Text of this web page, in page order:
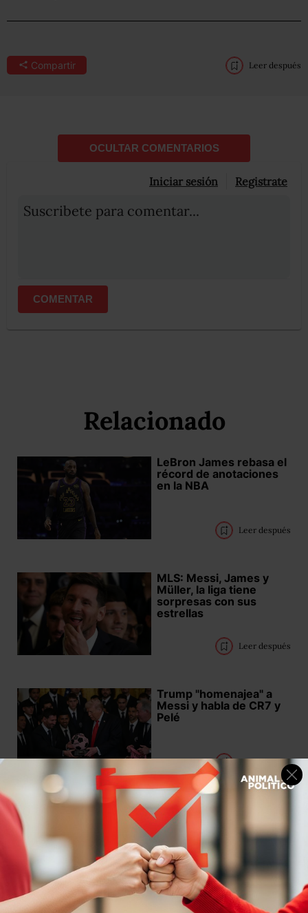
Compartir Leer después
OCULTAR COMENTARIOS
Iniciar sesión Registrate
Suscribete para comentar...
COMENTAR
Relacionado
LeBron James rebasa el
récord de anotaciones
en la NBA
Leer después
MLS: Messi, James y
Müller, la liga tiene
sorpresas con sus
estrellas
Leer después
Trump "homenajea" a
Messi y habla de CR7 y
Pelé
Leer después
Claudia Sheinbaum
regalará su boleto de
inauguración del
Mundial 2026 mediante
concurso de dominadas
Leer después